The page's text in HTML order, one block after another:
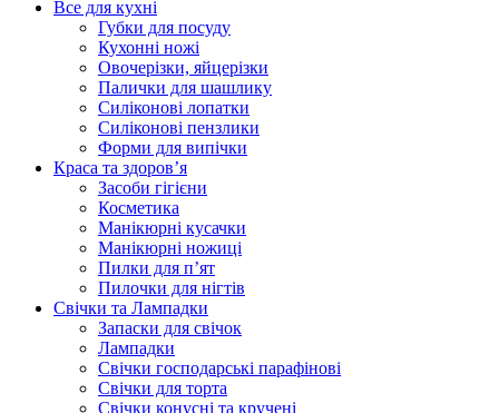
Все для кухні
Губки для посуду
Кухонні ножі
Овочерізки, яйцерізки
Палички для шашлику
Силіконові лопатки
Силіконові пензлики
Форми для випічки
Краса та здоров’я
Засоби гігієни
Косметика
Манікюрні кусачки
Манікюрні ножиці
Пилки для п’ят
Пилочки для нігтів
Свічки та Лампадки
Запаски для свічок
Лампадки
Свічки господарські парафінові
Свічки для торта
Свічки конусні та кручені